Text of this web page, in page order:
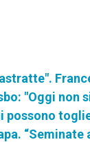
"Oggi non
possono
“Seminate